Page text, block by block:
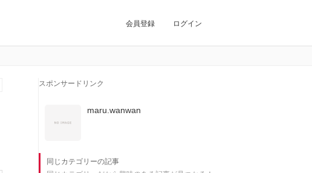
会員登録 ログイン
スポンサードリンク
maru.wanwan
同じカテゴリーの記事